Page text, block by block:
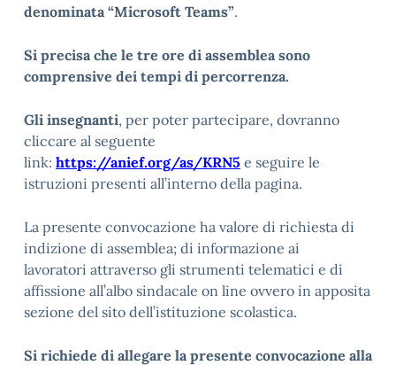
denominata “Microsoft Teams”.
Si precisa che le tre ore di assemblea sono
comprensive dei tempi di percorrenza.
Gli insegnanti, per poter partecipare, dovranno
cliccare al seguente
link: https://anief.org/as/KRN5 e seguire le
istruzioni presenti all’interno della pagina.
La presente convocazione ha valore di richiesta di
indizione di assemblea; di informazione ai
lavoratori attraverso gli strumenti telematici e di
affissione all’albo sindacale on line ovvero in apposita
sezione del sito dell’istituzione scolastica.
Si richiede di allegare la presente convocazione alla